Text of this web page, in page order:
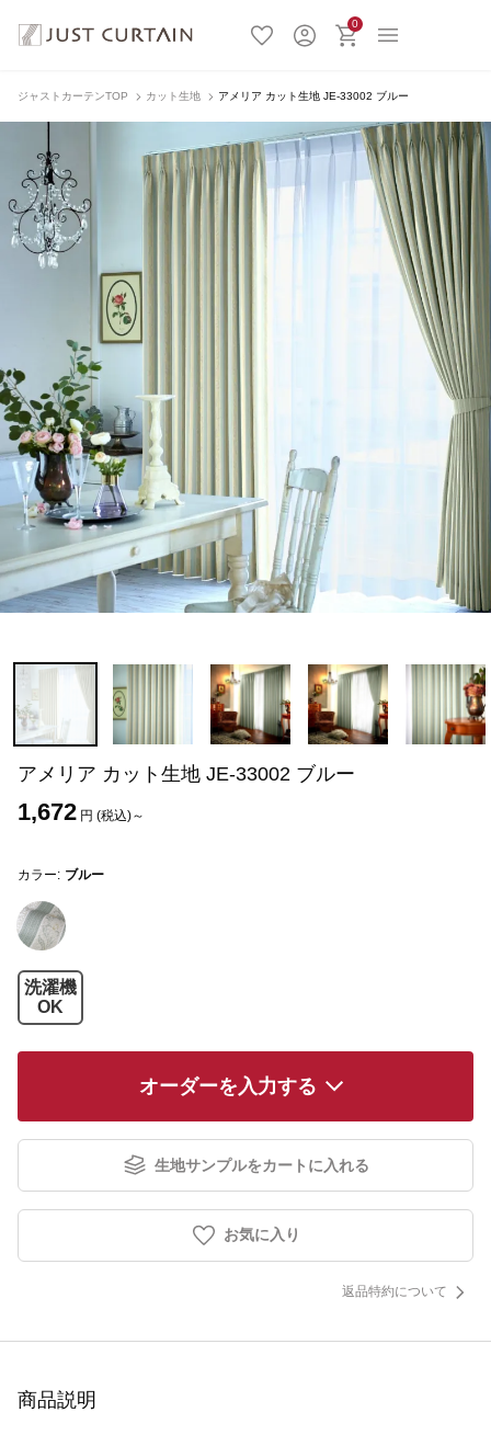
0
ジャストカーテンTOP カット生地 アメリア カット生地 JE-33002 ブルー
アメリア カット生地 JE-33002 ブルー
1,672 円 (税込)～
カラー: ブルー
洗濯機
OK
オーダーを入力する
生地サンプルをカートに入れる
お気に入り
返品特約について
商品説明